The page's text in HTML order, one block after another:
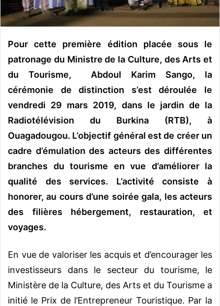
r
r
e
Pour cette première édition placée sous le
patronage du Ministre de la Culture, des Arts et
du Tourisme, Abdoul Karim Sango, la
cérémonie de distinction s’est déroulée le
vendredi 29 mars 2019, dans le jardin de la
Radiotélévision du Burkina (RTB), à
Ouagadougou. L’objectif général est de créer un
cadre d’émulation des acteurs des différentes
branches du tourisme en vue d’améliorer la
qualité des services. L’activité consiste à
honorer, au cours d’une soirée gala, les acteurs
des filières hébergement, restauration, et
voyages.
En vue de valoriser les acquis et d’encourager les
investisseurs dans le secteur du tourisme, le
Ministère de la Culture, des Arts et du Tourisme a
initié le Prix de l’Entrepreneur Touristique. Par la